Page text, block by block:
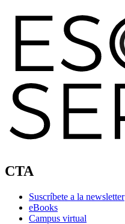
CTA
Suscríbete a la newsletter
eBooks
Campus virtual